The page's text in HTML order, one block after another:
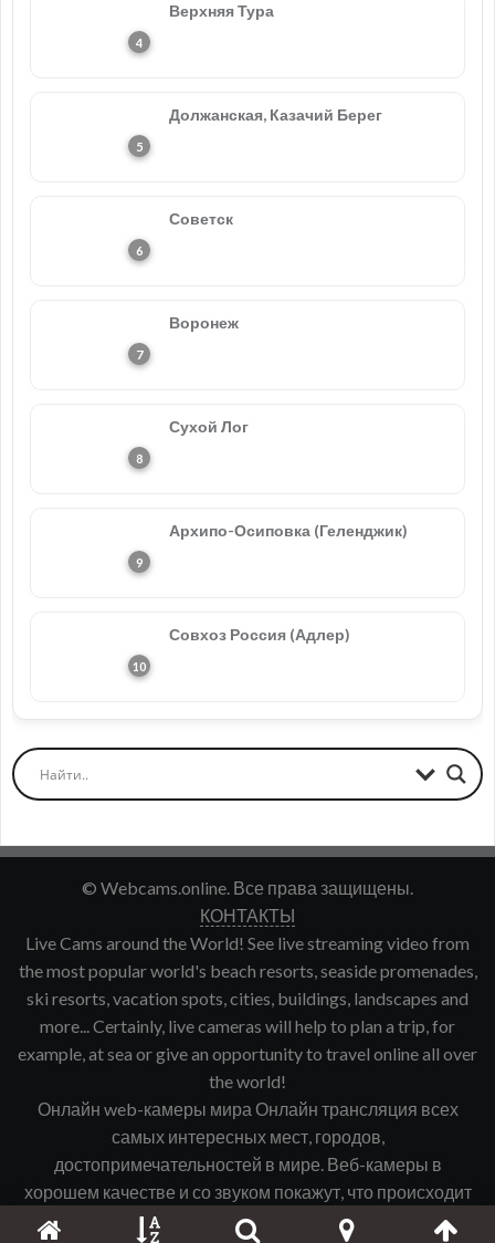
Верхняя Тура
Должанская, Казачий Берег
Советск
Воронеж
Сухой Лог
Архипо-Осиповка (Геленджик)
Совхоз Россия (Адлер)
© Webcams.online. Все права защищены.
КОНТАКТЫ
Live Cams around the World! See live streaming video from
the most popular world's beach resorts, seaside promenades,
ski resorts, vacation spots, cities, buildings, landscapes and
more... Certainly, live cameras will help to plan a trip, for
example, at sea or give an opportunity to travel online all over
the world!
Онлайн web-камеры мира Онлайн трансляция всех
самых интересных мест, городов,
достопримечательностей в мире. Веб-камеры в
хорошем качестве и со звуком покажут, что происходит
именно сейчас в интересующем Вас городе, курорте и